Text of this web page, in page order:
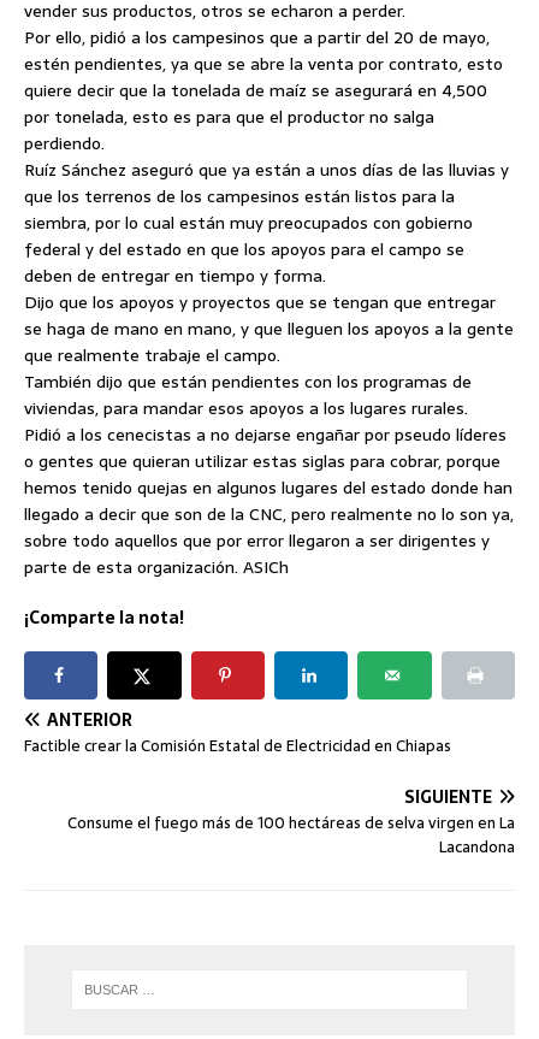
vender sus productos, otros se echaron a perder.
Por ello, pidió a los campesinos que a partir del 20 de mayo,
estén pendientes, ya que se abre la venta por contrato, esto
quiere decir que la tonelada de maíz se asegurará en 4,500
por tonelada, esto es para que el productor no salga
perdiendo.
Ruíz Sánchez aseguró que ya están a unos días de las lluvias y
que los terrenos de los campesinos están listos para la
siembra, por lo cual están muy preocupados con gobierno
federal y del estado en que los apoyos para el campo se
deben de entregar en tiempo y forma.
Dijo que los apoyos y proyectos que se tengan que entregar
se haga de mano en mano, y que lleguen los apoyos a la gente
que realmente trabaje el campo.
También dijo que están pendientes con los programas de
viviendas, para mandar esos apoyos a los lugares rurales.
Pidió a los cenecistas a no dejarse engañar por pseudo líderes
o gentes que quieran utilizar estas siglas para cobrar, porque
hemos tenido quejas en algunos lugares del estado donde han
llegado a decir que son de la CNC, pero realmente no lo son ya,
sobre todo aquellos que por error llegaron a ser dirigentes y
parte de esta organización. ASICh
¡Comparte la nota!
ANTERIOR
Factible crear la Comisión Estatal de Electricidad en Chiapas
SIGUIENTE
Consume el fuego más de 100 hectáreas de selva virgen en La
Lacandona